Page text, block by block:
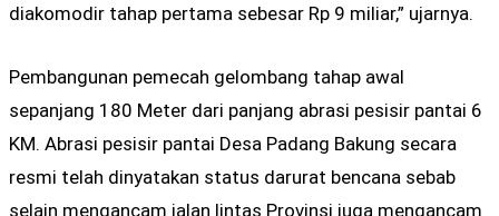
diakomodir tahap pertama sebesar Rp 9 miliar,” ujarnya.
Pembangunan pemecah gelombang tahap awal
sepanjang 180 Meter dari panjang abrasi pesisir pantai 6
KM. Abrasi pesisir pantai Desa Padang Bakung secara
resmi telah dinyatakan status darurat bencana sebab
selain mengancam jalan lintas Provinsi juga mengancam